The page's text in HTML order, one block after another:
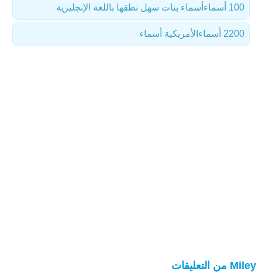
أسماء بنات سهل نطقها باللغة الإنجليزية 100 أسماء
الأمريكية أسماء 2200 أسماء
Miley من التعليقات